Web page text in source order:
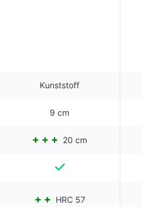
Kunststoff
9 cm
20 cm
HRC 57